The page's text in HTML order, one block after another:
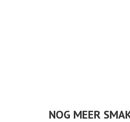
NOG MEER